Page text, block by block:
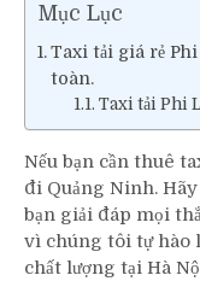
Mục Lục
Taxi tải giá rẻ
toàn.
Taxi tải Phi
Nếu bạn cần thuê
đi Quảng Ninh.
bạn giải đáp mọi
vì chúng tôi tự hào
chất lượng tại Hà